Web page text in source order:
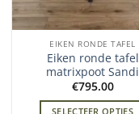
EIKEN RONDE TAFEL
Eiken ronde tafel
matrixpoot Sandi
€795.00
SELECTEER OPTIES